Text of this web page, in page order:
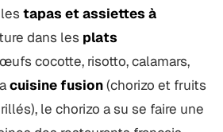
tapas et assiettes à
dans les plats
cocotte, risotto, calamars,
cuisine fusion(chorizo et fruits
le chorizo a su se faire une